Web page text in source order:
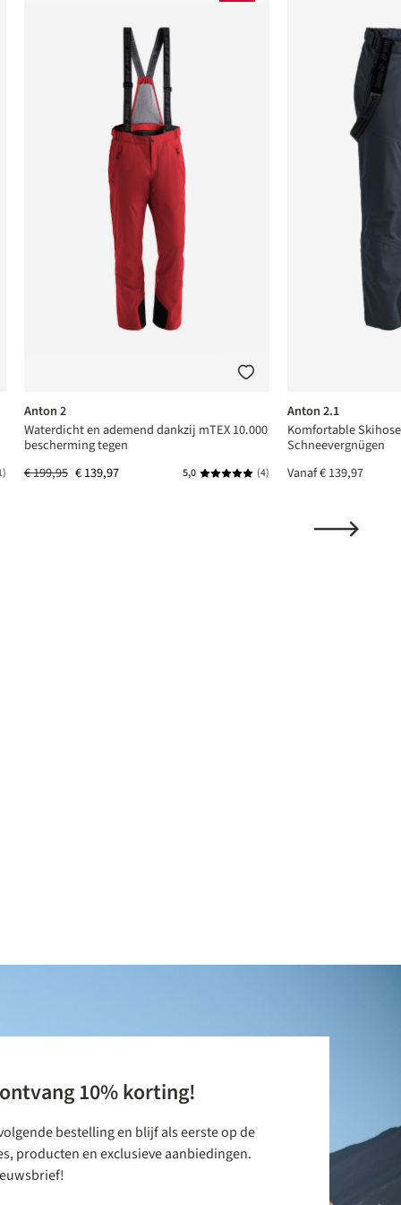
waardering van 5 van 5 sterren
Anton 2
Waterdicht en ademend dankzij mTEX 10.000
bescherming tegen
€ 199,95 € 139,97 5,0 Gemiddelde waardering van 5
(4)
Anton 2.1
Komfortable
Schneevergnügen
Vanaf€ 139,97
10% korting!
bestelling en blijf als eerste op de
producten en exclusieve aanbiedingen.